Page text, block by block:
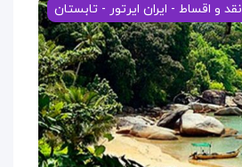
نقد و اقساط - ایران ایرتور - تابستان